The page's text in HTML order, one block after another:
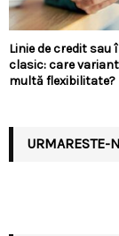
Linie de credit
clasic: care
multă flexibilitate?
URMARESTE-